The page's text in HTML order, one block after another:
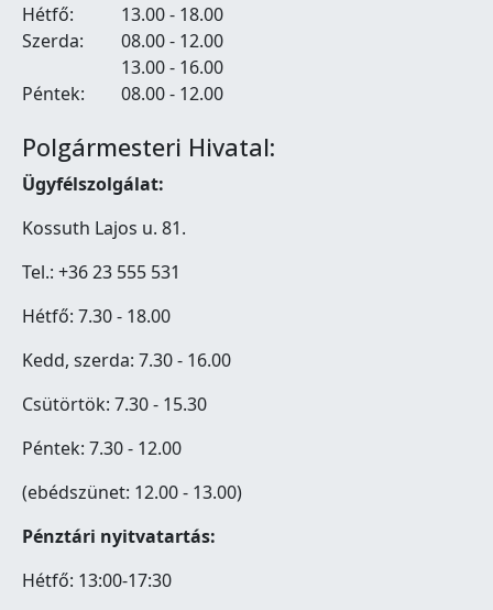
Hétfő:
13.00 - 18.00
Szerda:
08.00 - 12.00
13.00 - 16.00
Péntek:
08.00 - 12.00
Polgármesteri Hivatal:
Ügyfélszolgálat:
Kossuth Lajos u. 81.
Tel.: +36 23 555 531
Hétfő: 7.30 - 18.00
Kedd, szerda: 7.30 - 16.00
Csütörtök: 7.30 - 15.30
Péntek: 7.30 - 12.00
(ebédszünet: 12.00 - 13.00)
Pénztári nyitvatartás:
Hétfő: 13:00-17:30